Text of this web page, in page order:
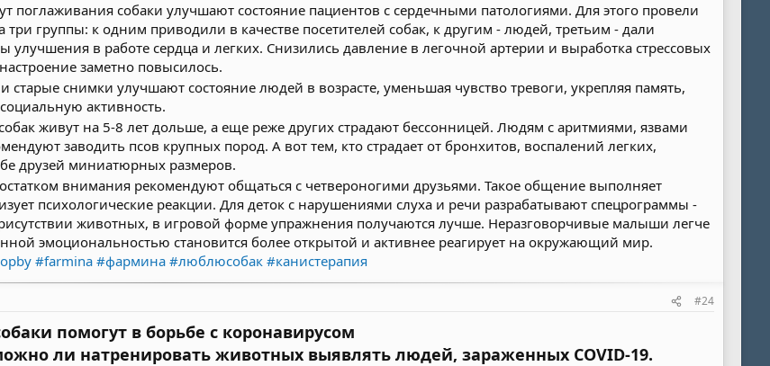
поглаживания собаки улучшают состояние пациентов с сердечными патологиями. Для этого провели
группы: к одним приводили в качестве посетителей собак, к другим - людей, третьим - дали
в работе сердца и легких. Снизились давление в легочной артерии и выработка стрессовых
заметно повысилось.
старые снимки улучшают состояние людей в возрасте, уменьшая чувство тревоги, укрепляя память,
активность.
живут на 5-8 лет дольше, а еще реже других страдают бессонницей. Людям с аритмиями, язвами
заводить псов крупных пород. А вот тем, кто страдает от бронхитов, воспалений легких,
друзей миниатюрных размеров.
внимания рекомендуют общаться с четвероногими друзьями. Такое общение выполняет
психологические реакции. Для деток с нарушениями слуха и речи разрабатывают спецрограммы -
животных, в игровой форме упражнения получаются лучше. Неразговорчивые малыши легче
эмоциональностью становится более открытой и активнее реагирует на окружающий мир.
#farmina #фармина #люблюсобак #канистерапия
#24
помогут в борьбе с коронавирусом
ли натренировать животных выявлять людей, зараженных COVID-19.